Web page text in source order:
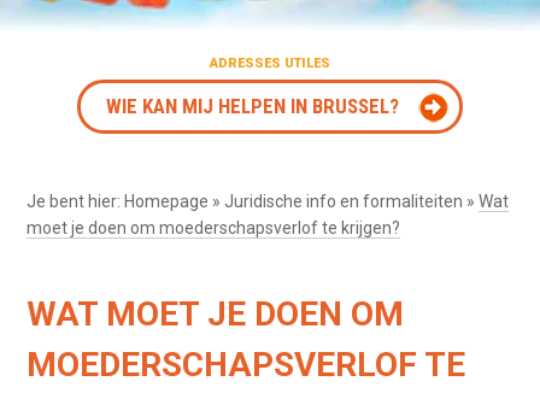
ADRESSES UTILES
WIE KAN MIJ HELPEN IN BRUSSEL?
Je bent hier: Homepage » Juridische info en formaliteiten »Wat
moet je doen om moederschapsverlof te krijgen?
WAT MOET JE DOEN OM
MOEDERSCHAPSVERLOF TE